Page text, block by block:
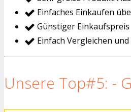
Einfaches Einkaufen
Günstiger Einkaufspreis
Einfach Vergleichen
Unsere Top#5: -